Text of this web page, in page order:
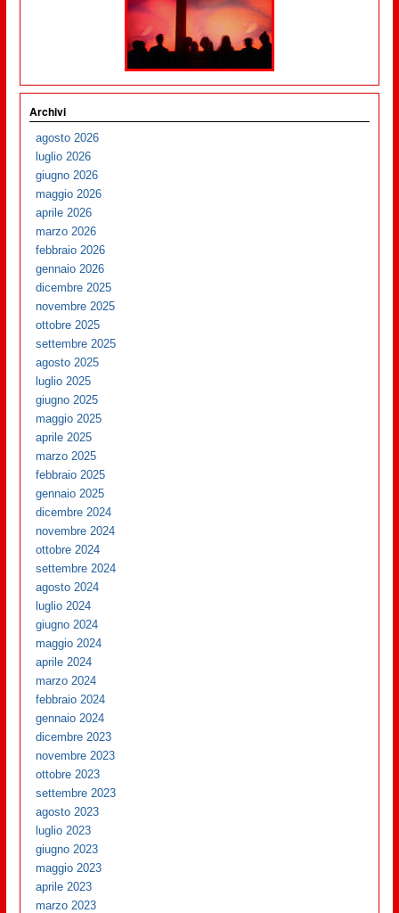
Archivi
agosto 2026
luglio 2026
giugno 2026
maggio 2026
aprile 2026
marzo 2026
febbraio 2026
gennaio 2026
dicembre 2025
novembre 2025
ottobre 2025
settembre 2025
agosto 2025
luglio 2025
giugno 2025
maggio 2025
aprile 2025
marzo 2025
febbraio 2025
gennaio 2025
dicembre 2024
novembre 2024
ottobre 2024
settembre 2024
agosto 2024
luglio 2024
giugno 2024
maggio 2024
aprile 2024
marzo 2024
febbraio 2024
gennaio 2024
dicembre 2023
novembre 2023
ottobre 2023
settembre 2023
agosto 2023
luglio 2023
giugno 2023
maggio 2023
aprile 2023
marzo 2023